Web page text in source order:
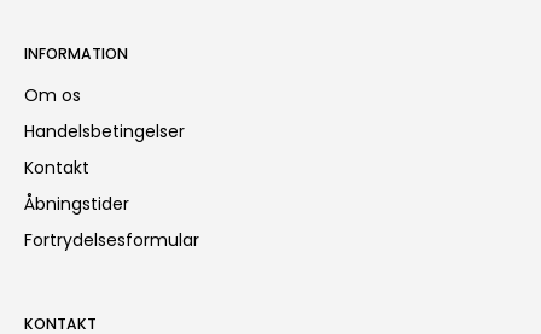
INFORMATION
Om os
Handelsbetingelser
Kontakt
Åbningstider
Fortrydelsesformular
KONTAKT